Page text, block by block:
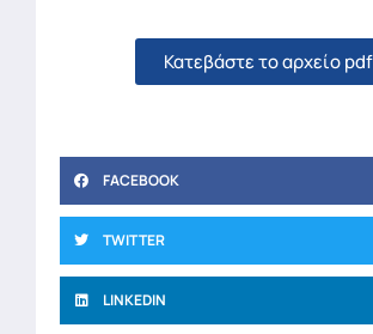
Κατεβάστε το αρχείο pdf
FACEBOOK
TWITTER
LINKEDIN